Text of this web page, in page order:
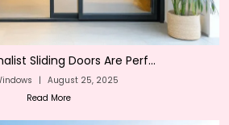
Sliding Doors Are Perf...
| August 25, 2025
Read More